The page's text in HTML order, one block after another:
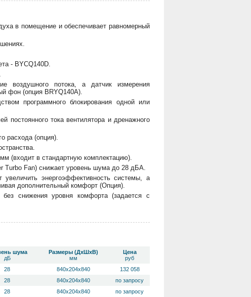
в помещение и обеспечивает равномерный
- BYCQ140D.
воздушного потока, а датчик измерения
фон (опция BRYQ140A).
программного блокирования одной или
постоянного тока вентилятора и дренажного
расхода (опция).
(входит в стандартную комплектацию).
Turbo Fan) снижает уровень шума до 28 дБА.
увеличить энергоэффективность системы, а
дополнительный комфорт (Опция).
без снижения уровня комфорта (задается с
ш­ума
дБ
Размеры (ДхШхВ)
мм
Цена
руб
28 840х204х840
132 058
28 840х204х840
по запросу
28 840х204х840
по запросу